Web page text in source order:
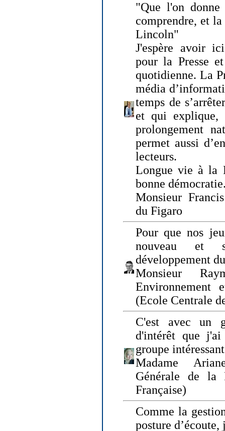
"Que l'on
comprendre, et
Lincoln"
J'espère avoir
pour la Presse
quotidienne. La
média
temps de
et qui explique,
prolongement
permet aussi
lecteurs.
Longue vie à la
bonne
Monsieur
du Figaro
Pour que nos
nouveau et
développement
Monsieur
Environnement
(Ecole Centrale
C'est avec un
d'intérêt que
groupe
Madame
Générale de la
Française)
Comme la
posture